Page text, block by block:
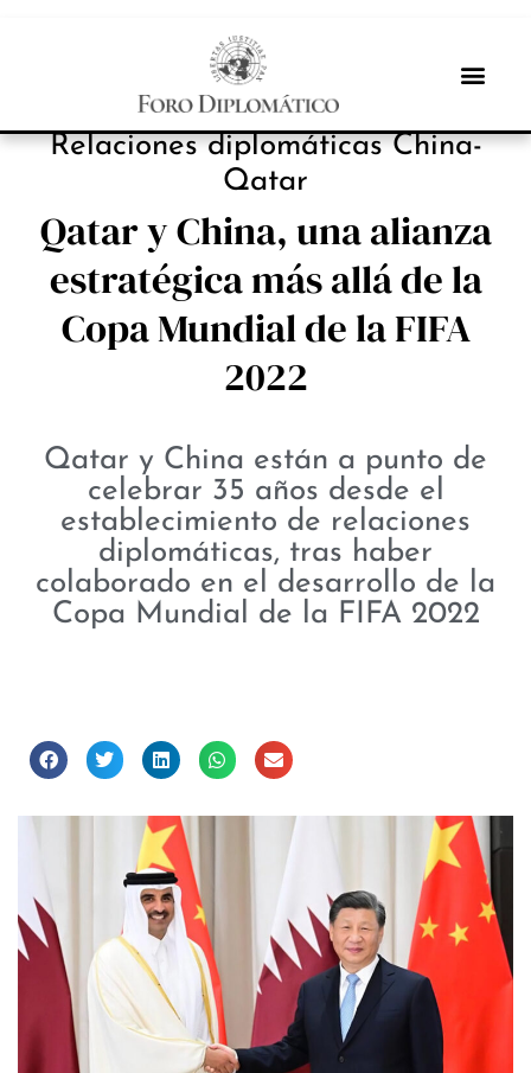
NOTICIAS
Relaciones diplomáticas China-
Qatar
Qatar y China, una alianza
estratégica más allá de la
Copa Mundial de la FIFA
2022
Qatar y China están a punto de
celebrar 35 años desde el
establecimiento de relaciones
diplomáticas, tras haber
colaborado en el desarrollo de la
Copa Mundial de la FIFA 2022